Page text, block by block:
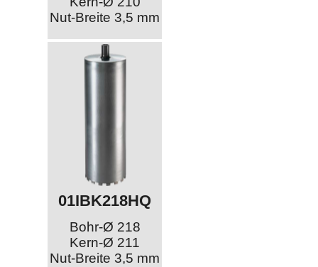
Nut-Breite 3,5 mm
01IBK218HQ
Bohr-Ø 218
Kern-Ø 211
Nut-Breite 3,5 mm